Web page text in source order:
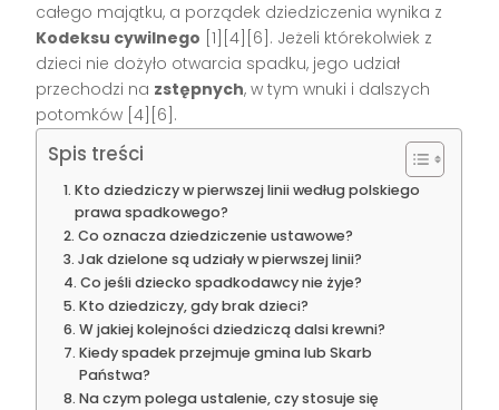
całego majątku, a porządek dziedziczenia wynika z
Kodeksu cywilnego [1][4][6]. Jeżeli którekolwiek z
dzieci nie dożyło otwarcia spadku, jego udział
przechodzi na zstępnych, w tym wnuki i dalszych
potomków [4][6].
Spis treści
Kto dziedziczy w pierwszej linii według polskiego
prawa spadkowego?
Co oznacza dziedziczenie ustawowe?
Jak dzielone są udziały w pierwszej linii?
Co jeśli dziecko spadkodawcy nie żyje?
Kto dziedziczy, gdy brak dzieci?
W jakiej kolejności dziedziczą dalsi krewni?
Kiedy spadek przejmuje gmina lub Skarb
Państwa?
Na czym polega ustalenie, czy stosuje się